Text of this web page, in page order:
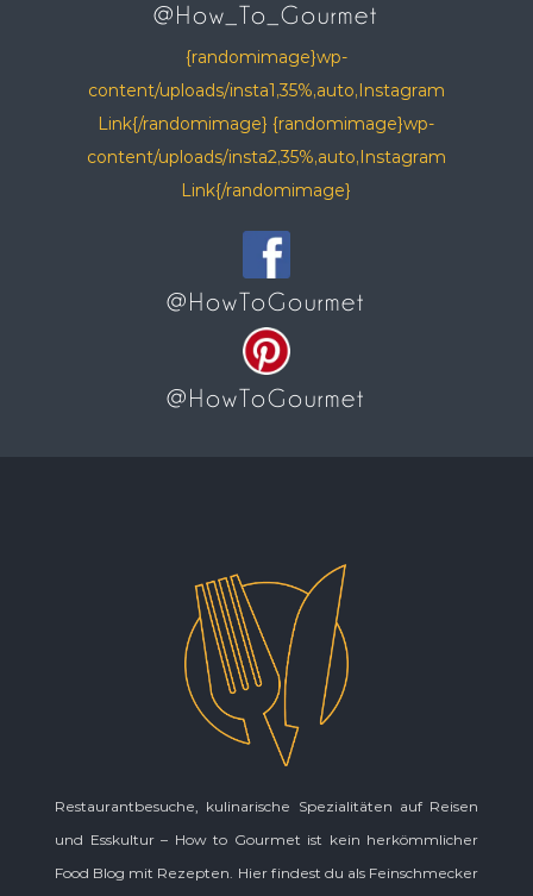
@How_To_Gourmet
{randomimage}wp-
content/uploads/insta1,35%,auto,Instagram
Link{/randomimage} {randomimage}wp-
content/uploads/insta2,35%,auto,Instagram
Link{/randomimage}
@HowToGourmet
@HowToGourmet
Restaurantbesuche, kulinarische Spezialitäten auf Reisen
und Esskultur – How to Gourmet ist kein herkömmlicher
Food Blog mit Rezepten. Hier findest du als Feinschmecker